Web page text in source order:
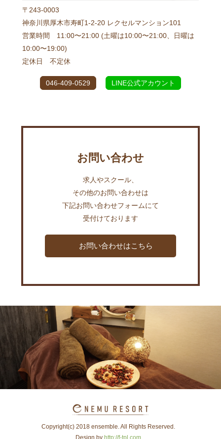
〒243-0003
神奈川県厚木市寿町1-2-20 レクセルマンション101
営業時間 11:00〜21:00 (土曜は10:00〜21:00、日曜は
10:00〜19:00)
定休日 不定休
046-409-0529 LINE公式アカウント
お問い合わせ
求人やスクール、
その他のお問い合わせは
下記お問い合わせフォームにて
受付けております
お問い合わせはこちら
Copyright(c) 2018 ensemble. All Rights Reserved.